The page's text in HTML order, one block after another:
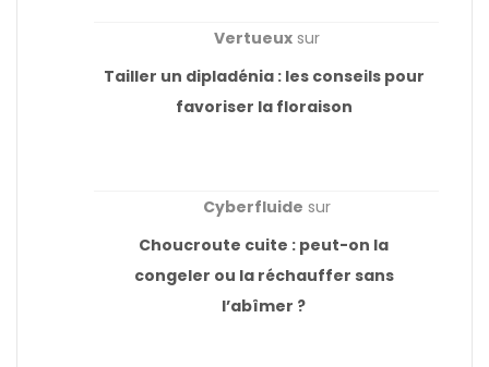
Vertueuxsur
Tailler un dipladénia : les conseils pour
favoriser la floraison
Cyberfluide sur
Choucroute cuite : peut-on la
congeler ou la réchauffer sans
l’abîmer ?